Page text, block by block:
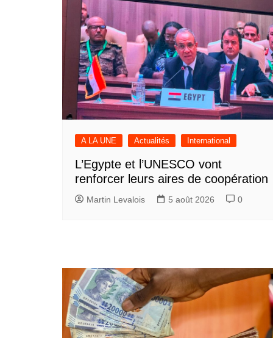
A LA UNE Actualités International
L’Egypte et l’UNESCO vont
renforcer leurs aires de coopération
Martin Levalois 5 août 2026 0